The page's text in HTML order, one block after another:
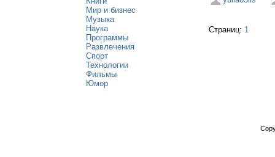
Мир и бизнес
Музыка
Наука
Программы
Развлечения
Спорт
Технологии
Фильмы
Юмор
Страниц: 1